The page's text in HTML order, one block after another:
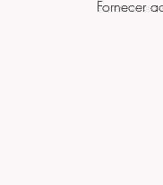
Fornecer